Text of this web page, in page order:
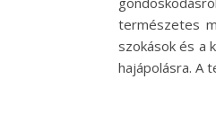
természetes
szokások és a
hajápolásra. A